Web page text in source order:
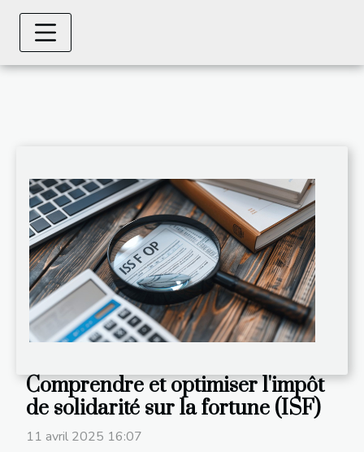
Comprendre et optimiser l'impôt
de solidarité sur la fortune (ISF)
11 avril 2025 16:07